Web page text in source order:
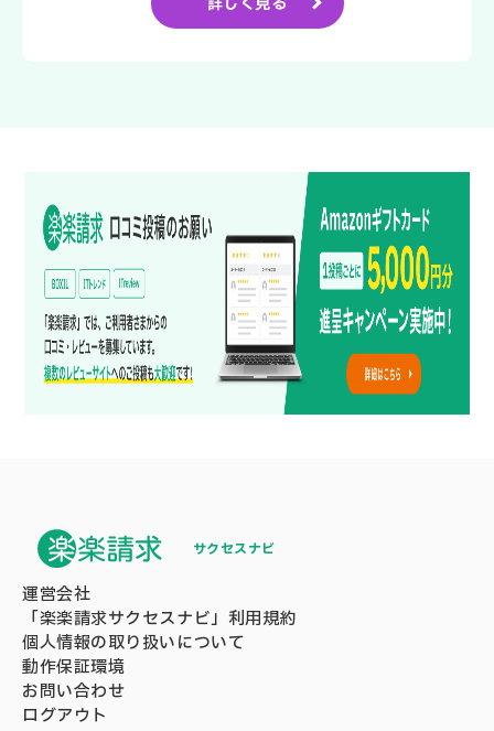
サクセスナビ
運営会社
「楽楽請求サクセスナビ」利用規約
個人情報の取り扱いについて
動作保証環境
お問い合わせ
ログアウト